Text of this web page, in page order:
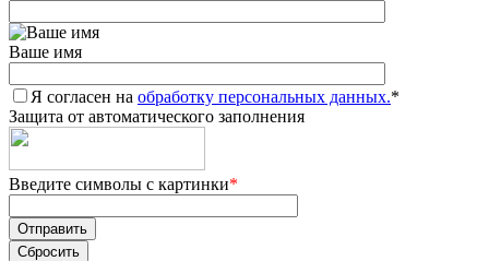
Ваше имя
Я согласен на обработку персональных данных.*
Защита от автоматического заполнения
Введите символы с картинки*